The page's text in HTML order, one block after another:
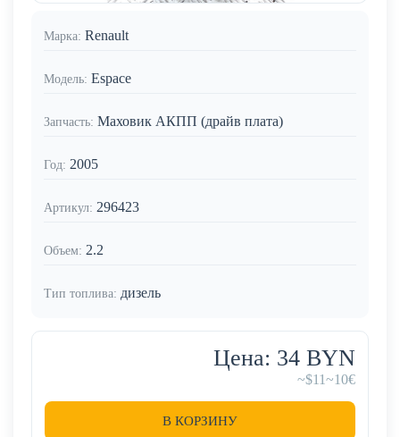
Марка: Renault
Модель: Espace
Запчасть: Маховик АКПП (драйв плата)
Год: 2005
Артикул: 296423
Объем: 2.2
Тип топлива: дизель
Цена: 34 BYN
~$11~10€
В КОРЗИНУ